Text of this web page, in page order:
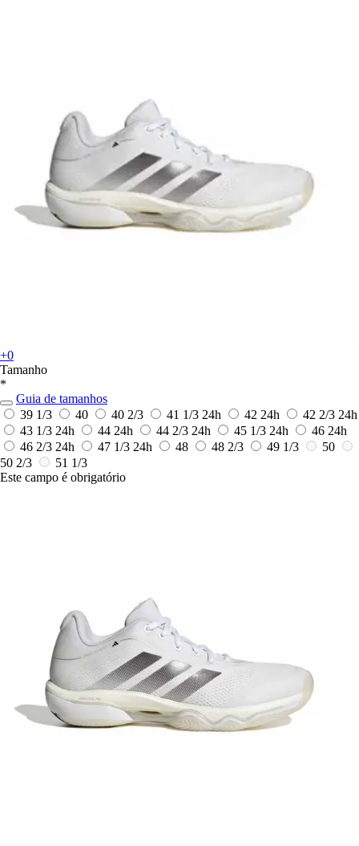
+0
Tamanho
*
Guia de tamanhos
39 1/3
40 40 2/3 41 1/3 24h 42 24h 42 2/3 24h
43 1/3 24h 44 24h 44 2/3 24h 45 1/3 24h 46 24h
46 2/3 24h 47 1/3 24h 48 48 2/3 49 1/3
50
50 2/3
51 1/3
Este campo é obrigatório